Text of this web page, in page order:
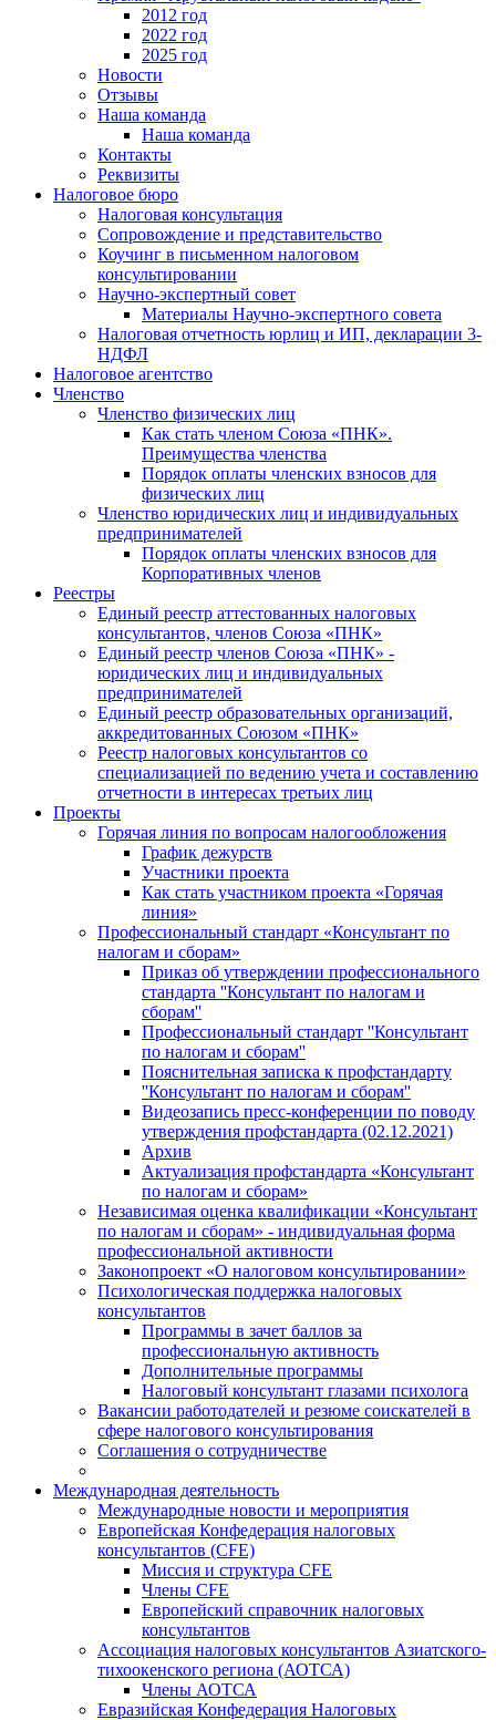
2012 год
2022 год
2025 год
Новости
Отзывы
Наша команда
Наша команда
Контакты
Реквизиты
Налоговое бюро
Налоговая консультация
Cопровождение и представительство
Коучинг в письменном налоговом
консультировании
Научно-экспертный совет
Материалы Научно-экспертного совета
Налоговая отчетность юрлиц и ИП, декларации 3-
НДФЛ
Налоговое агентство
Членство
Членство физических лиц
Как стать членом Союза «ПНК».
Преимущества членства
Порядок оплаты членских взносов для
физических лиц
Членство юридических лиц и индивидуальных
предпринимателей
Порядок оплаты членских взносов для
Корпоративных членов
Реестры
Единый реестр аттестованных налоговых
консультантов, членов Союза «ПНК»
Единый реестр членов Союза «ПНК» -
юридических лиц и индивидуальных
предпринимателей
Единый реестр образовательных организаций,
аккредитованных Союзом «ПНК»
Реестр налоговых консультантов со
специализацией по ведению учета и составлению
отчетности в интересах третьих лиц
Проекты
Горячая линия по вопросам налогообложения
График дежурств
Участники проекта
Как стать участником проекта «Горячая
линия»
Профессиональный стандарт «Консультант по
налогам и сборам»
Приказ об утверждении профессионального
стандарта ''Консультант по налогам и
сборам''
Профессиональный стандарт ''Консультант
по налогам и сборам''
Пояснительная записка к профстандарту
''Консультант по налогам и сборам''
Видеозапись пресс-конференции по поводу
утверждения профстандарта (02.12.2021)
Архив
Актуализация профстандарта «Консультант
по налогам и сборам»
Независимая оценка квалификации «Консультант
по налогам и сборам» - индивидуальная форма
профессиональной активности
Законопроект «О налоговом консультировании»
Психологическая поддержка налоговых
консультантов
Программы в зачет баллов за
профессиональную активность
Дополнительные программы
Налоговый консультант глазами психолога
Вакансии работодателей и резюме соискателей в
сфере налогового консультирования
Соглашения о сотрудничестве
Международная деятельность
Международные новости и мероприятия
Европейская Конфедерация налоговых
консультантов (CFE)
Миссия и структура CFE
Члены CFE
Европейский справочник налоговых
консультантов
Ассоциация налоговых консультантов Азиатского-
тихоокенского региона (АОТСА)
Члены АОТСА
Евразийская Конфедерация Налоговых